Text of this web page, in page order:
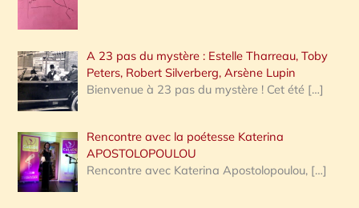
A 23 pas du mystère : Estelle Tharreau, Toby
Peters, Robert Silverberg, Arsène Lupin
Bienvenue à 23 pas du mystère ! Cet été […]
Rencontre avec la poétesse Katerina
APOSTOLOPOULOU
Rencontre avec Katerina Apostolopoulou, […]